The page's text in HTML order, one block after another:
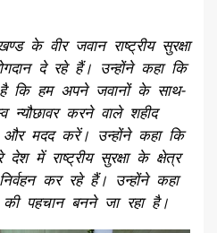
के वीर जवान राष्ट्रीय सुरक्षा
दे रहे हैं। उन्होंने कहा कि
है कि हम अपने जवानों के साथ-
न्यौछावर करने वाले शहीद
और मदद करें। उन्होंने कहा कि
में राष्ट्रीय सुरक्षा के क्षेत्र
कर रहे हैं। उन्होंने कहा
की पहचान बनने जा रहा है।